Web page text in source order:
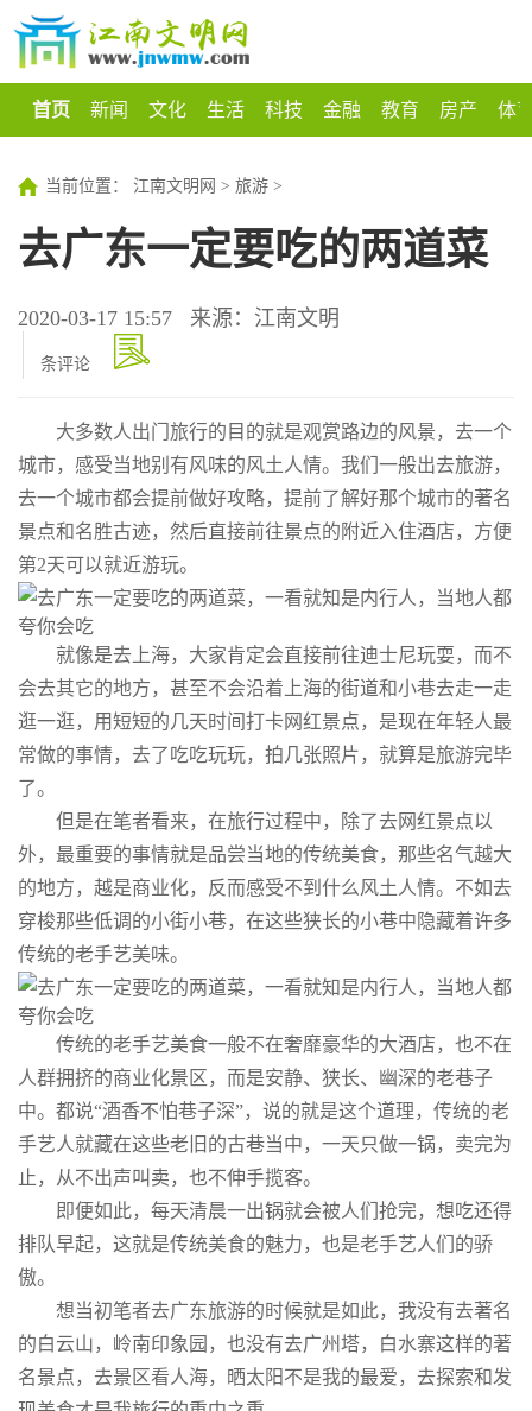
首页 新闻 文化 生活 科技 金融 教育 房产 体
当前位置： 江南文明网 > 旅游 >
去广东一定要吃的两道菜
2020-03-17 15:57 来源：江南文明
条评论
大多数人出门旅行的目的就是观赏路边的风景，去一个
城市，感受当地别有风味的风土人情。我们一般出去旅游，
去一个城市都会提前做好攻略，提前了解好那个城市的著名
景点和名胜古迹，然后直接前往景点的附近入住酒店，方便
第2天可以就近游玩。
就像是去上海，大家肯定会直接前往迪士尼玩耍，而不
会去其它的地方，甚至不会沿着上海的街道和小巷去走一走
逛一逛，用短短的几天时间打卡网红景点，是现在年轻人最
常做的事情，去了吃吃玩玩，拍几张照片，就算是旅游完毕
了。
但是在笔者看来，在旅行过程中，除了去网红景点以
外，最重要的事情就是品尝当地的传统美食，那些名气越大
的地方，越是商业化，反而感受不到什么风土人情。不如去
穿梭那些低调的小街小巷，在这些狭长的小巷中隐藏着许多
传统的老手艺美味。
传统的老手艺美食一般不在奢靡豪华的大酒店，也不在
人群拥挤的商业化景区，而是安静、狭长、幽深的老巷子
中。都说“酒香不怕巷子深”，说的就是这个道理，传统的老
手艺人就藏在这些老旧的古巷当中，一天只做一锅，卖完为
止，从不出声叫卖，也不伸手揽客。
即便如此，每天清晨一出锅就会被人们抢完，想吃还得
排队早起，这就是传统美食的魅力，也是老手艺人们的骄
傲。
想当初笔者去广东旅游的时候就是如此，我没有去著名
的白云山，岭南印象园，也没有去广州塔，白水寨这样的著
名景点，去景区看人海，晒太阳不是我的最爱，去探索和发